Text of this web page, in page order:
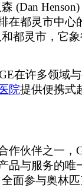
Henson)
在都灵市中心
都灵市，它
许多领域与
医院提供便携式
伙伴之一，
品与服务的唯
面参与奥林